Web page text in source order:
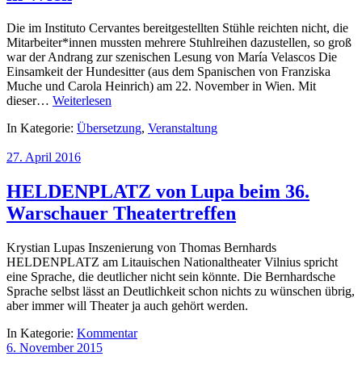
Die im Instituto Cervantes bereitgestellten Stühle reichten nicht, die
Mitarbeiter*innen mussten mehrere Stuhlreihen dazustellen, so groß
war der Andrang zur szenischen Lesung von María Velascos Die
Einsamkeit der Hundesitter (aus dem Spanischen von Franziska
Muche und Carola Heinrich) am 22. November in Wien. Mit
dieser… Weiterlesen
In Kategorie: Übersetzung, Veranstaltung
27. April 2016
HELDENPLATZ von Lupa beim 36.
Warschauer Theatertreffen
Krystian Lupas Inszenierung von Thomas Bernhards
HELDENPLATZ am Litauischen Nationaltheater Vilnius spricht
eine Sprache, die deutlicher nicht sein könnte. Die Bernhardsche
Sprache selbst lässt an Deutlichkeit schon nichts zu wünschen übrig,
aber immer will Theater ja auch gehört werden.
In Kategorie: Kommentar
6. November 2015